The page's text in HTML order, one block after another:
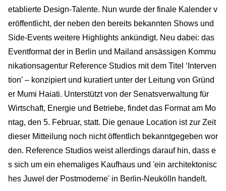
etablierte Design-Talente. Nun wurde der finale Kalender v
eröffentlicht, der neben den bereits bekannten Shows und
Side-Events weitere Highlights ankündigt. Neu dabei: das
Eventformat der in Berlin und Mailand ansässigen Kommu
nikationsagentur Reference Studios mit dem Titel ‘Interven
tion’ – konzipiert und kuratiert unter der Leitung von Gründ
er Mumi Haiati. Unterstützt von der Senatsverwaltung für
Wirtschaft, Energie und Betriebe, findet das Format am Mo
ntag, den 5. Februar, statt. Die genaue Location ist zur Zeit
dieser Mitteilung noch nicht öffentlich bekanntgegeben wor
den. Reference Studios weist allerdings darauf hin, dass e
s sich um ein ehemaliges Kaufhaus und 'ein architektonisc
hes Juwel der Postmoderne' in Berlin-Neukölln handelt.